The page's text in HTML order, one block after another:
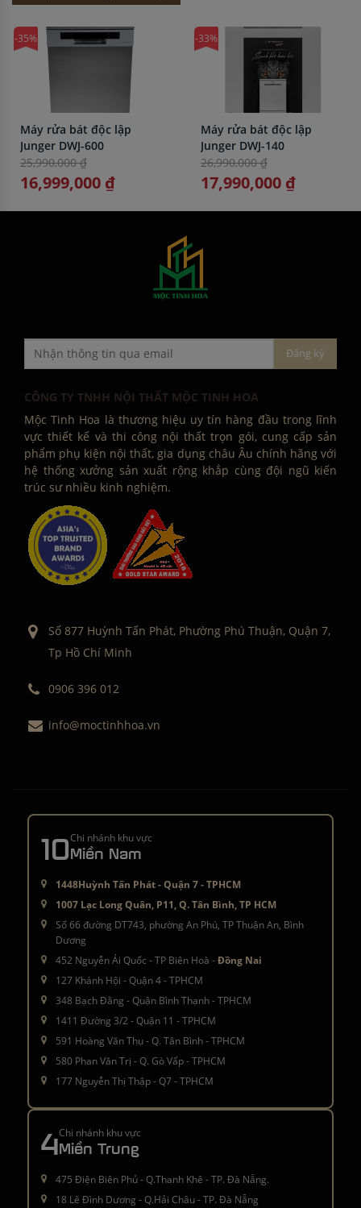
-35%
Máy rửa bát độc lập
Junger DWJ-600
25,990,000 ₫
16,999,000 ₫
-33%
Máy rửa bát độc lập
Junger DWJ-140
26,990,000 ₫
17,990,000 ₫
CÔNG TY TNHH NỘI THẤT MỘC TINH HOA
Mộc Tinh Hoa là thương hiệu uy tín hàng đầu trong lĩnh
vực thiết kế và thi công nội thất trọn gói, cung cấp sản
phẩm phụ kiện nội thất, gia dụng châu Âu chính hãng với
hệ thống xưởng sản xuất rộng khắp cùng đội ngũ kiến
trúc sư nhiều kinh nghiệm.
Số 877 Huỳnh Tấn Phát, Phường Phú Thuận, Quận 7,
Tp Hồ Chí Minh
0906 396 012
info@moctinhhoa.vn
10Chi nhánh khu vực
Miền Nam
1448Huỳnh Tấn Phát - Quận 7 - TPHCM
1007 Lạc Long Quân, P11, Q. Tân Bình, TP HCM
Số 66 đường DT743, phường An Phú, TP Thuận An, Bình
Dương
452 Nguyễn Ái Quốc - TP Biên Hoà -Đồng Nai
127 Khánh Hội - Quận 4 - TPHCM
348 Bạch Đằng - Quận Bình Thạnh - TPHCM
1411 Đường 3/2 - Quận 11 - TPHCM
591 Hoàng Văn Thụ - Q. Tân Bình - TPHCM
580 Phan Văn Trị - Q. Gò Vấp - TPHCM
177 Nguyễn Thị Thập - Q7 - TPHCM
4Chi nhánh khu vực
Miền Trung
475 Điện Biên Phủ - Q.Thanh Khê - TP. Đà Nẵng.
18 Lê Đình Dương - Q.Hải Châu - TP. Đà Nẵng